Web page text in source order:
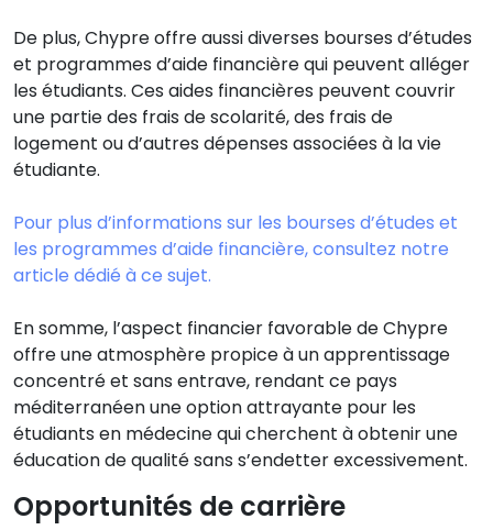
De plus, Chypre offre aussi diverses bourses d’études
et programmes d’aide financière qui peuvent alléger
les étudiants. Ces aides financières peuvent couvrir
une partie des frais de scolarité, des frais de
logement ou d’autres dépenses associées à la vie
étudiante.
Pour plus d’informations sur les bourses d’études et
les programmes d’aide financière, consultez notre
article dédié à ce sujet.
En somme, l’aspect financier favorable de Chypre
offre une atmosphère propice à un apprentissage
concentré et sans entrave, rendant ce pays
méditerranéen une option attrayante pour les
étudiants en médecine qui cherchent à obtenir une
éducation de qualité sans s’endetter excessivement.
Opportunités de carrière